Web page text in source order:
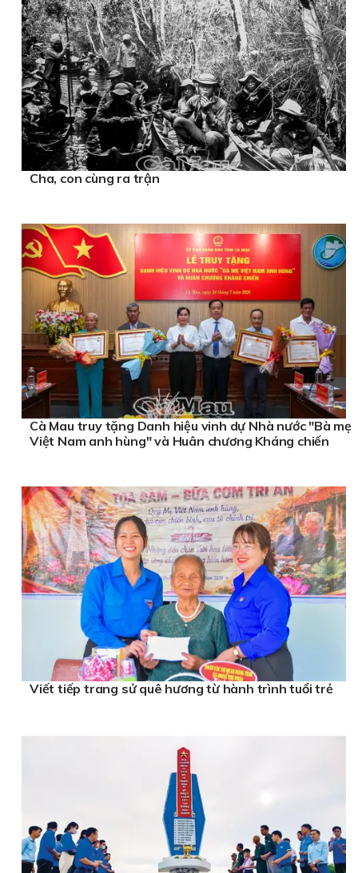
Cha, con cùng ra trận
Cà Mau truy tặng Danh hiệu vinh dự Nhà nước "Bà mẹ
Việt Nam anh hùng" và Huân chương Kháng chiến
Viết tiếp trang sử quê hương từ hành trình tuổi trẻ